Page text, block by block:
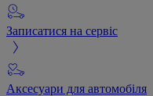
Записатися на сервіс
Аксесуари для автомобіля